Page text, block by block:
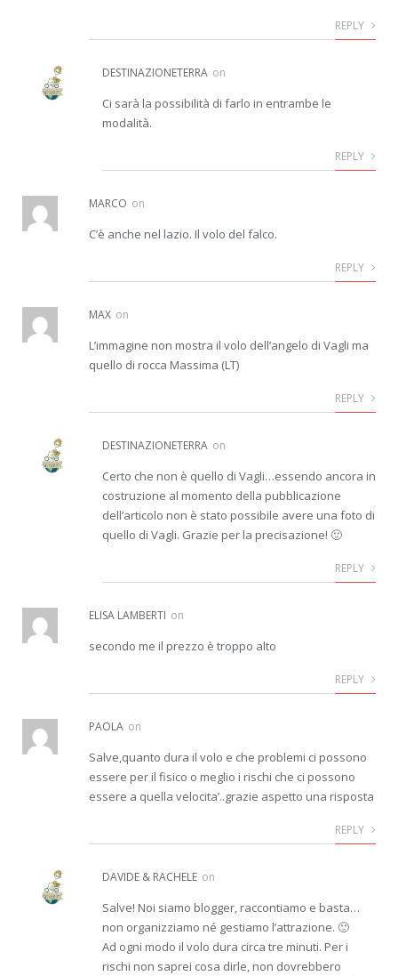
REPLY
DESTINAZIONETERRA on
Ci sarà la possibilità di farlo in entrambe le
modalità.
REPLY
MARCO on
C’è anche nel lazio. Il volo del falco.
REPLY
MAX on
L’immagine non mostra il volo dell’angelo di Vagli ma
quello di rocca Massima (LT)
REPLY
DESTINAZIONETERRA on
Certo che non è quello di Vagli…essendo ancora in
costruzione al momento della pubblicazione
dell’articolo non è stato possibile avere una foto di
quello di Vagli. Grazie per la precisazione! 🙂
REPLY
ELISA LAMBERTI on
secondo me il prezzo è troppo alto
REPLY
PAOLA on
Salve,quanto dura il volo e che problemi ci possono
essere per il fisico o meglio i rischi che ci possono
essere a quella velocita’..grazie aspetto una risposta
REPLY
DAVIDE & RACHELE on
Salve! Noi siamo blogger, raccontiamo e basta…
non organizziamo né gestiamo l’attrazione. 🙂
Ad ogni modo il volo dura circa tre minuti. Per i
rischi non saprei cosa dirle, non dovrebbero